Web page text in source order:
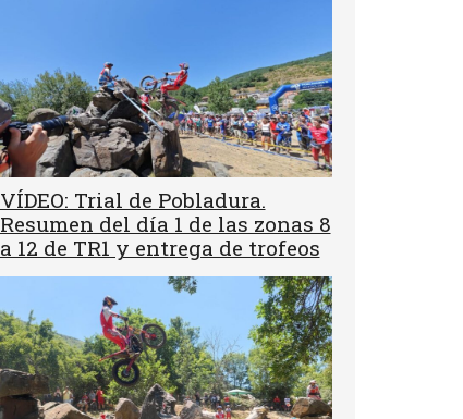
VÍDEO: Trial de Pobladura.
Resumen del día 1 de las zonas 8
a 12 de TR1 y entrega de trofeos